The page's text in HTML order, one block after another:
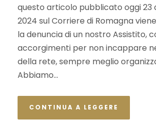
questo articolo pubblicato oggi 23
2024 sul Corriere di Romagna
la denuncia di un nostro Assistito,
accorgimenti per non incappare
della rete, sempre meglio
Abbiamo...
CONTINUA A LEGGERE